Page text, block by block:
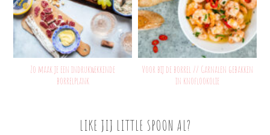
Zo maak je een indrukwekkende
borrelplank
Voor bij de borrel // Garnalen gebakken
in knoflookolie
LIKE JIJ LITTLE SPOON AL?